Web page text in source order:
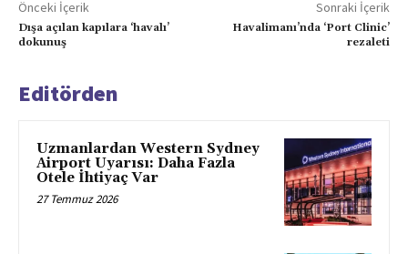
Önceki İçerik
Dışa açılan kapılara ‘havalı’
dokunuş
Sonraki İçerik
Havalimanı’nda ‘Port Clinic’
rezaleti
Editörden
Uzmanlardan Western Sydney
Airport Uyarısı: Daha Fazla
Otele İhtiyaç Var
27 Temmuz 2026